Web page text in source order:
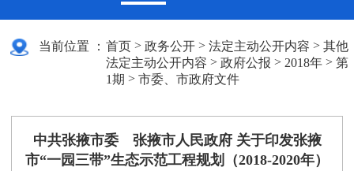
当前位置 ： 首页 >政务公开 >法定主动公开内容 >其他
法定主动公开内容 >政府公报 > 2018年 >第
1期 >市委、市政府文件
中共张掖市委 张掖市人民政府 关于印发张掖
市“一园三带”生态示范工程规划（2018-2020年）